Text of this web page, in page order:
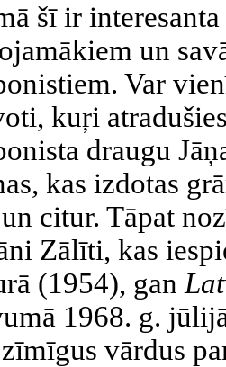
šī ir
un
Var
kuŗi
draugu
kas izdotas
citur. Tāpat
Zālīti, kas
(1954), gan
1968. g.
vārdus